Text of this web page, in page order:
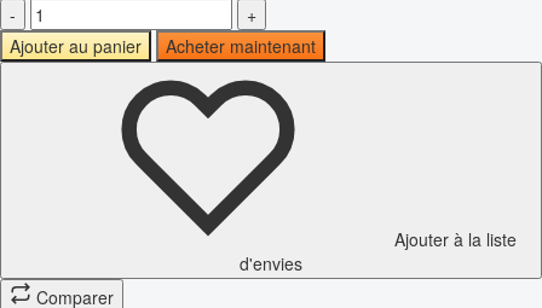
-
+
Ajouter au panier
Acheter maintenant
Ajouter à la liste
d'envies
Comparer